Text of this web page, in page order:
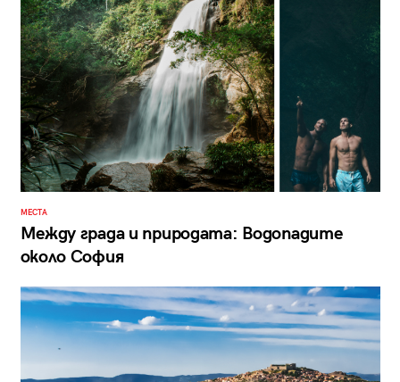
МЕСТА
Между града и природата: Водопадите
около София